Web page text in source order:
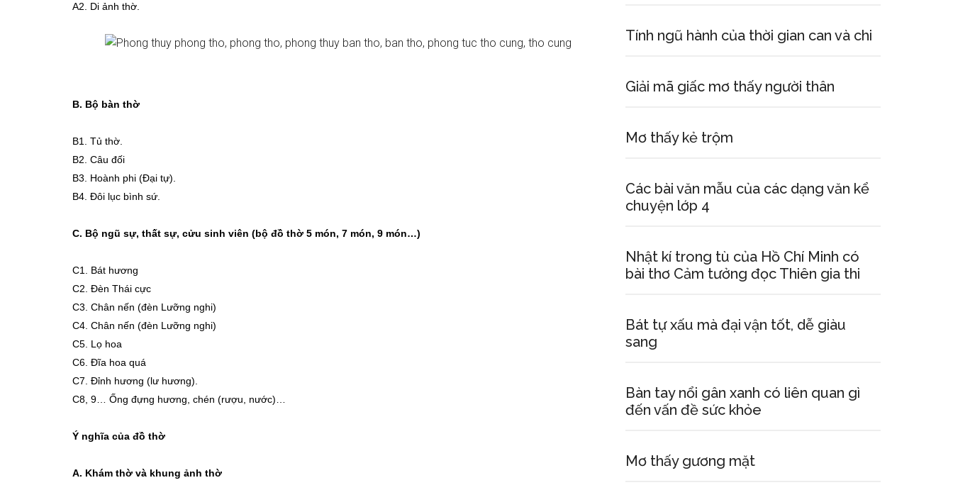
A2. Di ảnh thờ.
B. Bộ bàn thờ
B1. Tủ thờ.
B2. Câu đối
B3.
Hoành phi (Đại tự).
B4. Đôi lục bình sứ.
C. Bộ ngũ sự, thất sự, cửu sinh viên (bộ đồ thờ 5 món, 7 món, 9 món…)
C1. Bát hương
C2. Đèn Thái cực
C3. Chân nến (đèn Lưỡng nghi)
C4. Chân nến (đèn Lưỡng nghi)
C5. Lọ hoa
C6. Đĩa hoa quá
C7. Đỉnh hương (lư hương).
C8, 9… Ống đựng hương, chén (rượu, nước)…
Ý nghĩa của đồ thờ
A. Khám thờ và khung ảnh thờ
Tính ngũ hành của thời gian can và chi
Giải mã giấc mơ thấy người thân
Mơ thấy kẻ trộm
Các bài văn mẫu của các dạng văn kể
chuyện lớp 4
Nhật kí trong tù của Hồ Chí Minh có
bài thơ Cảm tưởng đọc Thiên gia thi
Bát tự xấu mà đại vận tốt, dễ giàu
sang
Bàn tay nổi gân xanh có liên quan gì
đến vấn đề sức khỏe
Mơ thấy gương mặt